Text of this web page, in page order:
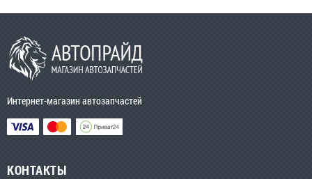
Интернет-магазин автозапчастей
КОНТАКТЫ